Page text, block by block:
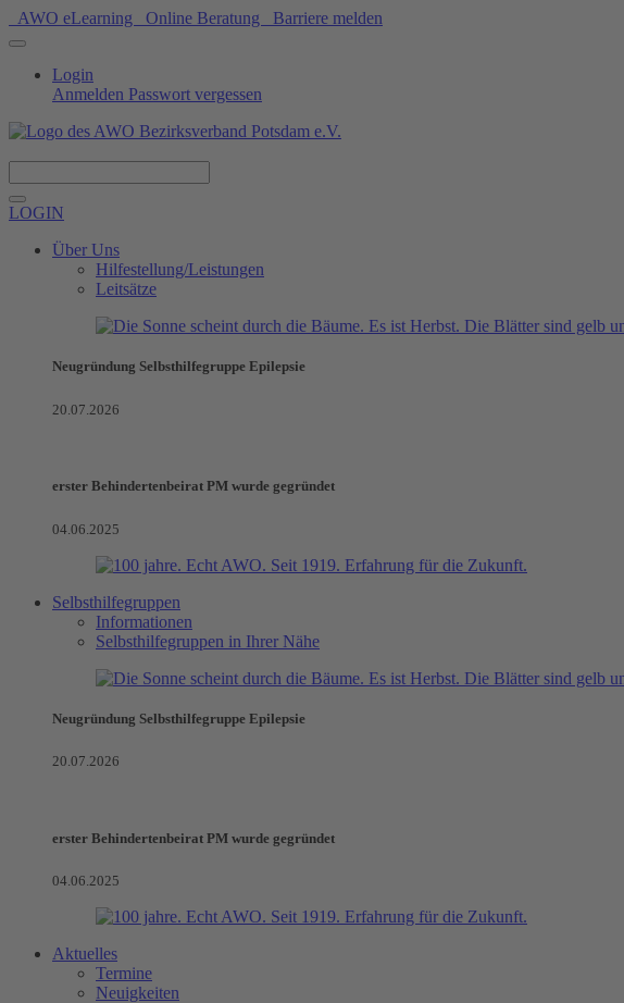
AWO eLearning Online Beratung Barriere melden
Login
Anmelden Passwort vergessen
LOGIN
Über Uns
Hilfestellung/Leistungen
Leitsätze
Neugründung Selbsthilfegruppe Epilepsie
20.07.2026
erster Behindertenbeirat PM wurde gegründet
04.06.2025
Selbsthilfegruppen
Informationen
Selbsthilfegruppen in Ihrer Nähe
Neugründung Selbsthilfegruppe Epilepsie
20.07.2026
erster Behindertenbeirat PM wurde gegründet
04.06.2025
Aktuelles
Termine
Neuigkeiten